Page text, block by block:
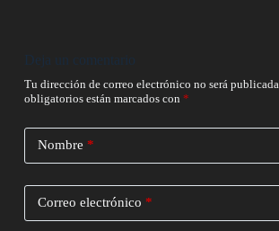
Deja un comentario
Tu dirección de correo electrónico no será publicada.
obligatorios están marcados con *
Nombre *
Correo electrónico *